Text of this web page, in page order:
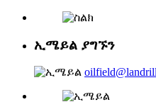
ኢሜይል ያግኙን